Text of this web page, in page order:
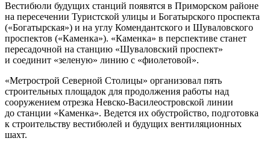
Вестибюли будущих станций появятся в Приморском районе
на пересечении Туристской улицы и Богатырского проспекта
(«Богатырская») и на углу Комендантского и Шуваловского
проспектов («Каменка»). «Каменка» в перспективе станет
пересадочной на станцию «Шуваловский проспект»
и соединит «зеленую» линию с «фиолетовой».
«Метрострой Северной Столицы» организовал пять
строительных площадок для продолжения работы над
сооружением отрезка Невско-Василеостровской линии
до станции «Каменка». Ведется их обустройство, подготовка
к строительству вестибюлей и будущих вентиляционных
шахт.